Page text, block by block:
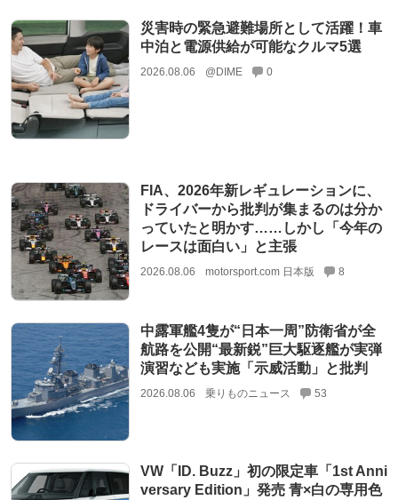
災害時の緊急避難場所として活躍！車
中泊と電源供給が可能なクルマ5選
2026.08.06 @DIME 0
FIA、2026年新レギュレーションに、
ドライバーから批判が集まるのは分か
っていたと明かす……しかし「今年の
レースは面白い」と主張
2026.08.06 motorsport.com 日本版 8
中露軍艦4隻が“日本一周”防衛省が全
航路を公開“最新鋭”巨大駆逐艦が実弾
演習なども実施「示威活動」と批判
2026.08.06 乗りものニュース 53
VW「ID. Buzz」初の限定車「1st Anni
versary Edition」発売 青×白の専用色